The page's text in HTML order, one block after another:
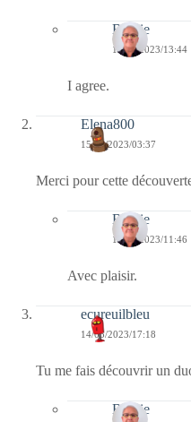
Bernie
16/05/2023/13:44
I agree.
Elena800
15/05/2023/03:37
Merci pour cette
Bernie
15/05/2023/11:46
Avec plaisir.
ecureuilbleu
14/05/2023/17:18
Tu me fais découvrir un
Bernie